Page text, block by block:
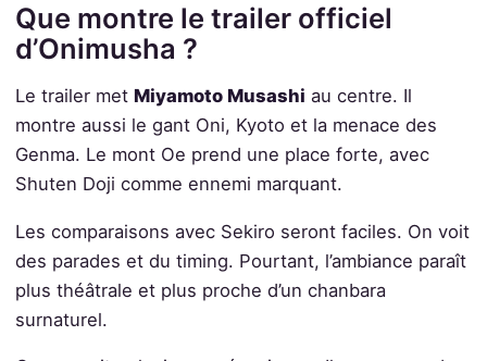
Que montre le trailer officiel
d’Onimusha ?
Le trailer met Miyamoto Musashi au centre. Il
montre aussi le gant Oni, Kyoto et la menace des
Genma. Le mont Oe prend une place forte, avec
Shuten Doji comme ennemi marquant.
Les comparaisons avec Sekiro seront faciles. On voit
des parades et du timing. Pourtant, l’ambiance paraît
plus théâtrale et plus proche d’un chanbara
surnaturel.